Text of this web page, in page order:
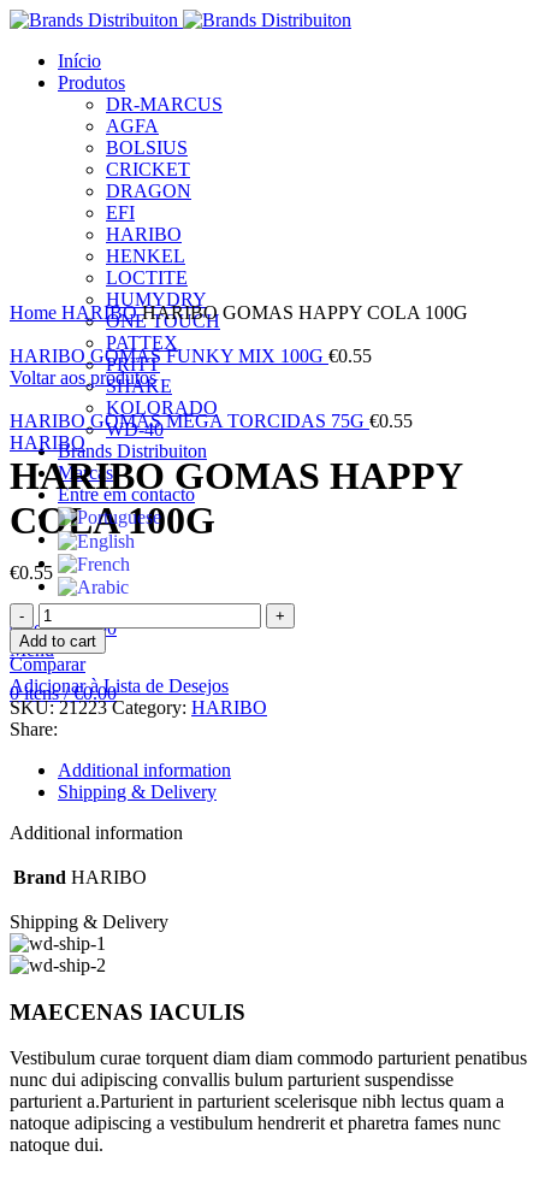
Início
Produtos
DR-MARCUS
AGFA
BOLSIUS
CRICKET
DRAGON
EFI
HARIBO
HENKEL
LOCTITE
HUMYDRY
ONE TOUCH
PATTEX
PRITT
SHAKE
KOLORADO
WD-40
Brands Distribuiton
Marcas
Entre em contacto
0itens / €0.00
Menu
0itens / €0.00
Clique para ampliar
Home HARIBOHARIBO GOMAS HAPPY COLA 100G
HARIBO GOMAS FUNKY MIX 100G €0.55
Voltar aos produtos
HARIBO GOMAS MEGA TORCIDAS 75G €0.55
HARIBO
HARIBO GOMAS HAPPY
COLA 100G
€0.55
HARIBO
GOMAS
HAPPY
COLA
100G
quantity
Add to cart
Comparar
Adicionar à Lista de Desejos
SKU:21223Category: HARIBO
Share:
Additional information
Shipping & Delivery
Additional information
Brand HARIBO
Shipping & Delivery
MAECENAS IACULIS
Vestibulum curae torquent diam diam commodo parturient penatibus
nunc dui adipiscing convallis bulum parturient suspendisse
parturient a.Parturient in parturient scelerisque nibh lectus quam a
natoque adipiscing a vestibulum hendrerit et pharetra fames nunc
natoque dui.